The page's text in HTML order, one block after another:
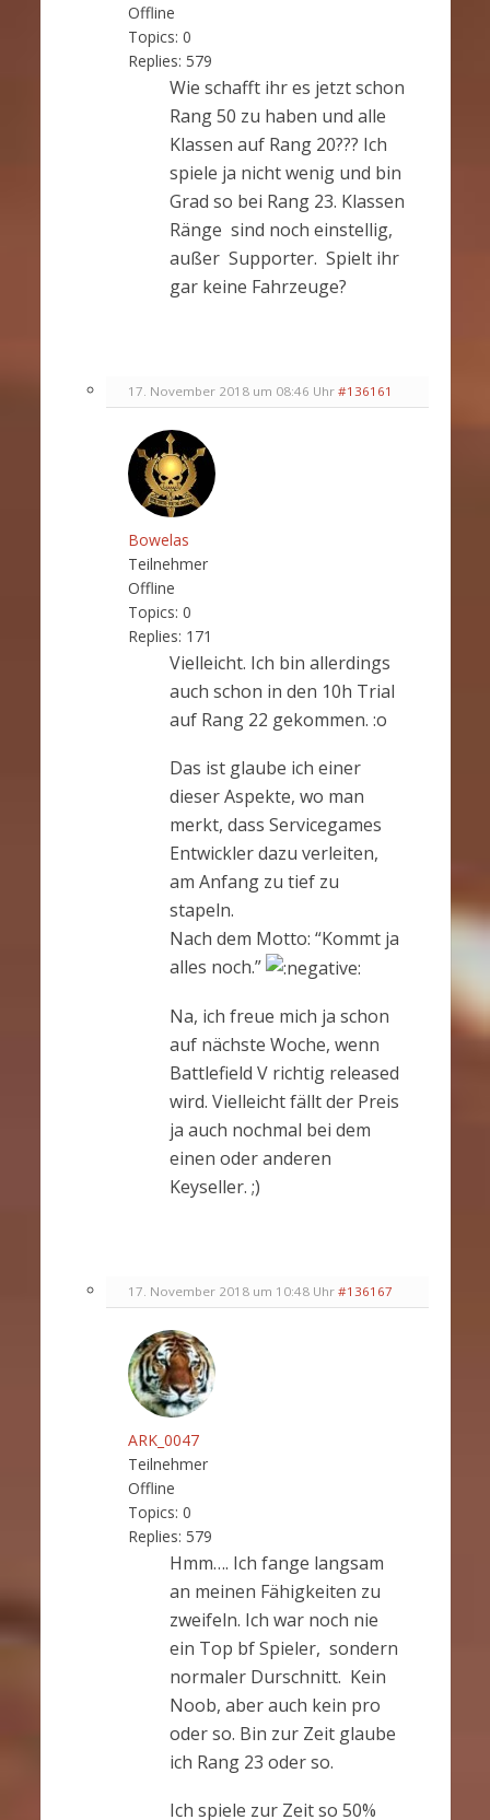
Offline
Topics: 0
Replies: 579
Wie schafft ihr es jetzt schon
Rang 50 zu haben und alle
Klassen auf Rang 20??? Ich
spiele ja nicht wenig und bin
Grad so bei Rang 23. Klassen
Ränge sind noch einstellig,
außer Supporter. Spielt ihr
gar keine Fahrzeuge?
17. November 2018 um 08:46 Uhr #136161
Bowelas
Teilnehmer
Offline
Topics: 0
Replies: 171
Vielleicht. Ich bin allerdings
auch schon in den 10h Trial
auf Rang 22 gekommen. :o
Das ist glaube ich einer
dieser Aspekte, wo man
merkt, dass Servicegames
Entwickler dazu verleiten,
am Anfang zu tief zu
stapeln.
Nach dem Motto: “Kommt ja
alles noch.”
Na, ich freue mich ja schon
auf nächste Woche, wenn
Battlefield V richtig released
wird. Vielleicht fällt der Preis
ja auch nochmal bei dem
einen oder anderen
Keyseller. ;)
17. November 2018 um 10:48 Uhr #136167
ARK_0047
Teilnehmer
Offline
Topics: 0
Replies: 579
Hmm…. Ich fange langsam
an meinen Fähigkeiten zu
zweifeln. Ich war noch nie
ein Top bf Spieler, sondern
normaler Durschnitt. Kein
Noob, aber auch kein pro
oder so. Bin zur Zeit glaube
ich Rang 23 oder so.
Ich spiele zur Zeit so 50%